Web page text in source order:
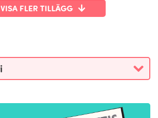
VISA FLER TILLÄGG